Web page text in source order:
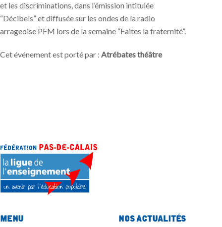
et les discriminations, dans l’émission intitulée
“Décibels” et diffusée sur les ondes de la radio
arrageoise PFM lors de la semaine “Faites la fraternité”.
Cet événement est porté par : Atrébates théâtre
Menu Nos actualités